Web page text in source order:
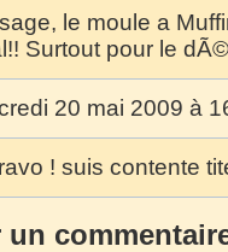
le moule a
Surtout pour le
20 mai 2009 à
! suis contente
un